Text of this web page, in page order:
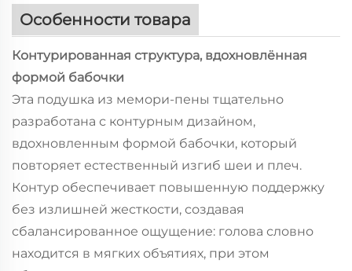
Особенности товара
Контурированная структура, вдохновлённая
формой бабочки
Эта подушка из мемори-пены тщательно
разработана с контурным дизайном,
вдохновленным формой бабочки, который
повторяет естественный изгиб шеи и плеч.
Контур обеспечивает повышенную поддержку
без излишней жесткости, создавая
сбалансированное ощущение: голова словно
находится в мягких объятиях, при этом